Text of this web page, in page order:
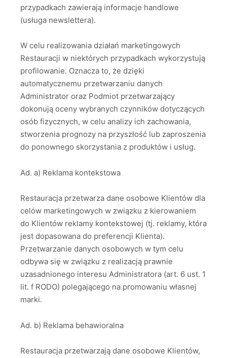
przypadkach zawierają informacje handlowe
(usługa newslettera).
W celu realizowania działań marketingowych
Restauracji w niektórych przypadkach wykorzystują
profilowanie. Oznacza to, że dzięki
automatycznemu przetwarzaniu danych
Administrator oraz Podmiot przetwarzający
dokonują oceny wybranych czynników dotyczących
osób fizycznych, w celu analizy ich zachowania,
stworzenia prognozy na przyszłość lub zaproszenia
do ponownego skorzystania z produktów i usług.
Ad. a) Reklama kontekstowa
Restauracja przetwarza dane osobowe Klientów dla
celów marketingowych w związku z kierowaniem
do Klientów reklamy kontekstowej (tj. reklamy, która
jest dopasowana do preferencji Klienta).
Przetwarzanie danych osobowych w tym celu
odbywa się w związku z realizacją prawnie
uzasadnionego interesu Administratora (art. 6 ust. 1
lit. f RODO) polegającego na promowaniu własnej
marki.
Ad. b) Reklama behawioralna
Restauracja przetwarzają dane osobowe Klientów,